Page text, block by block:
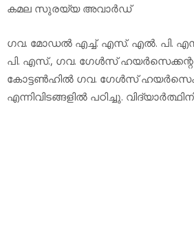
കമല സുരയ്യ അവാര്‍ഡ്
ഗവ. മോഡല്‍ എച്ച്. എസ്. എല്‍. പി.
പി. എസ്., ഗവ. ഗേള്‍സ്
കോട്ടണ്‍ഹില്‍ ഗവ. ഗേള്‍സ്
എന്നിവിടങ്ങളില്‍ പഠിച്ചു.